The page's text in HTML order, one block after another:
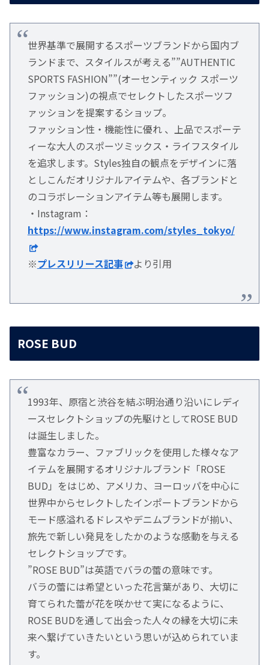
世界基準で展開するスポーツブランドから国内ブ
ランドまで、スタイルスが考える””AUTHENTIC
SPORTS FASHION””(オーセンティック スポーツ
ファッション)の視点でセレクトしたスポーツフ
ァッションを提案するショップ。
ファッション性・機能性に優れ 、上品でスポーテ
ィーな大人のスポーツミックス・ライフスタイル
を追求します。Styles独自の観点をデザインに落
としこんだオリジナルアイテムや、各ブランドと
のコラボレーションアイテム等も展開します。
・Instagram：
https://www.instagram.com/styles_tokyo/
※プレスリリース記事 より引用
ROSE BUD
1993年、原宿と渋谷を結ぶ明治通り沿いにレディ
ースセレクトショップの先駆けとしてROSE BUD
は誕生しました。
豊富なカラー、ファブリックを使用した様々なア
イテムを展開するオリジナルブランド「ROSE
BUD」をはじめ、アメリカ、ヨーロッパを中心に
世界中からセレクトしたインポートブランドから
モード感溢れるドレスやデニムブランドが揃い、
旅先で新しい発見をしたかのような感動を与える
セレクトショップです。
”ROSE BUD”は英語でバラの蕾の意味です。
バラの蕾には希望といった花言葉があり、大切に
育てられた蕾が花を咲かせて実になるように、
ROSE BUDを通して出会った人々の縁を大切に未
来へ繋げていきたいという思いが込められていま
す。